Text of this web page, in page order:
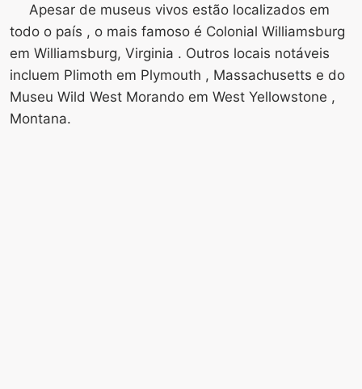
Apesar de museus vivos estão localizados em
todo o país , o mais famoso é Colonial Williamsburg
em Williamsburg, Virginia . Outros locais notáveis ​​
incluem Plimoth em Plymouth , Massachusetts e do
Museu Wild West Morando em West Yellowstone ,
Montana.